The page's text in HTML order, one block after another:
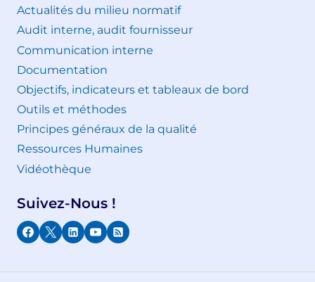
Actualités du milieu normatif
Audit interne, audit fournisseur
Communication interne
Documentation
Objectifs, indicateurs et tableaux de bord
Outils et méthodes
Principes généraux de la qualité
Ressources Humaines
Vidéothèque
Suivez-Nous !